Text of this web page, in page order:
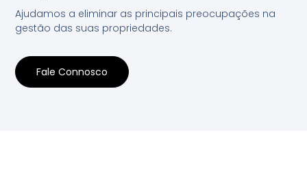
Ajudamos a eliminar as principais preocupações na
gestão das suas propriedades.
Fale Connosco